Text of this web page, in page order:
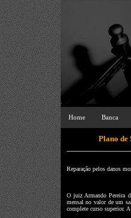
Home Banca
Plano de
Reparação pelos danos
O juiz Armando Pereira
mensal no valor de um
complete curso superior.